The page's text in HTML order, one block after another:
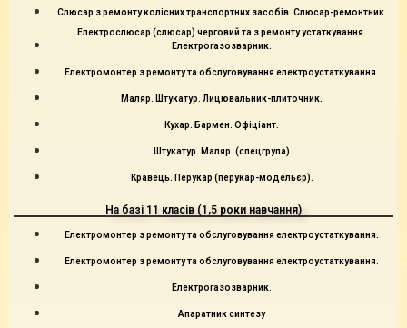
Слюсар з ремонту колісних транспортних засобів. Слюсар-ремонтник.
Електрослюсар (слюсар) черговий та з ремонту устаткування.
Електрогазозварник.
Електромонтер з ремонту та обслуговування електроустаткування.
Маляр. Штукатур. Лицювальник-плиточник.
Кухар. Бармен. Офіціант.
Штукатур. Маляр. (спецгрупа)
Кравець. Перукар (перукар-модельєр).
На базі 11 класів (1,5 роки навчання)
Електромонтер з ремонту та обслуговування електроустаткування.
Електромонтер з ремонту та обслуговування електроустаткування.
Електрогазозварник.
Апаратник синтезу